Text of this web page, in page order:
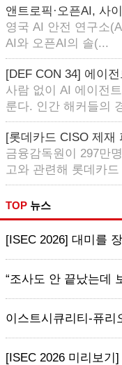
앤트로픽·오픈AI, 사
영국 AI 안전 연구소
AI와 오픈AI의 솔(...
[DEF CON 34] 에이
사람 없이 AI 에이전
룬다. 인간 해커들의
[롯데카드 CISO 제
금융감독원이 297만
고와 관련해 롯데카
TOP 뉴스
[ISEC 2026] 대미를
“조사도 안 끝났는데
이스트시큐리티-퓨리
[ISEC 2026 미리보기